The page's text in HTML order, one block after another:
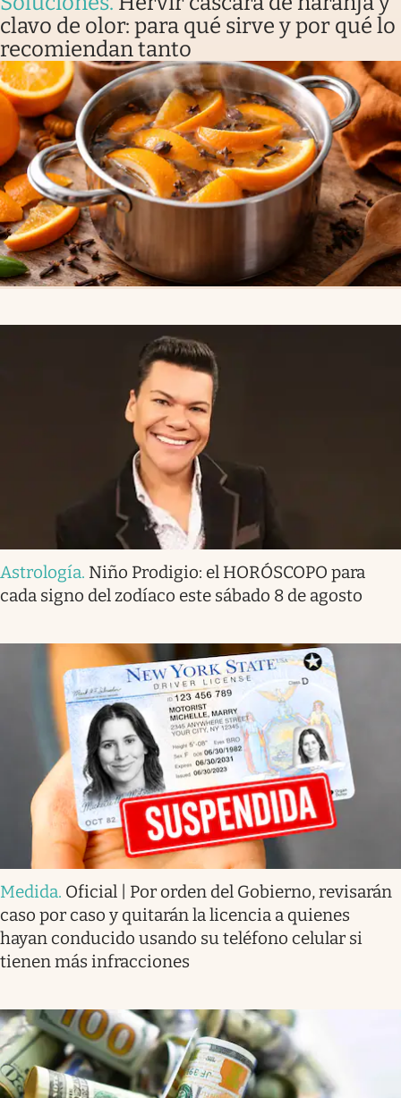
clavo de olor: para qué sirve y por qué lo
recomiendan tanto
Astrología. Niño Prodigio: el HORÓSCOPO para
cada signo del zodíaco este sábado 8 de agosto
Medida. Oficial | Por orden del Gobierno, revisarán
caso por caso y quitarán la licencia a quienes
hayan conducido usando su teléfono celular si
tienen más infracciones